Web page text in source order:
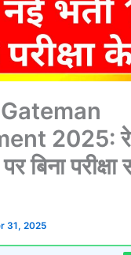
2025:
बिना परीक्षा
31, 2025